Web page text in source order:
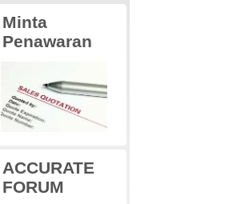
Minta
Penawaran
ACCURATE
FORUM